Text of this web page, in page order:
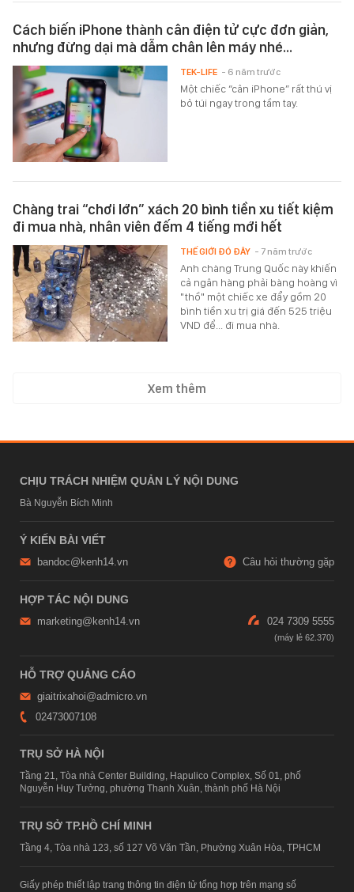
Cách biến iPhone thành cân điện tử cực đơn giản,
nhưng đừng dại mà dẫm chân lên máy nhé...
Một chiếc “cân iPhone” rất thú vị
bỏ túi ngay trong tầm tay.
TEK-LIFE - 6 năm trước
Chàng trai “chơi lớn” xách 20 bình tiền xu tiết kiệm
đi mua nhà, nhân viên đếm 4 tiếng mới hết
Anh chàng Trung Quốc này khiến
cả ngân hàng phải bàng hoàng vì
"thồ" một chiếc xe đẩy gồm 20
bình tiền xu trị giá đến 525 triệu
VND để... đi mua nhà.
THẾ GIỚI ĐÓ ĐÂY - 7 năm trước
Xem thêm
CHỊU TRÁCH NHIỆM QUẢN LÝ NỘI DUNG
Bà Nguyễn Bích Minh
Ý KIẾN BÀI VIẾT
bandoc@kenh14.vn Câu hỏi thường gặp
HỢP TÁC NỘI DUNG
marketing@kenh14.vn 024 7309 5555
HỖ TRỢ QUẢNG CÁO
giaitrixahoi@admicro.vn
02473007108
TRỤ SỞ HÀ NỘI
Tầng 21, Tòa nhà Center Building, Hapulico Complex, Số 01, phố
Nguyễn Huy Tưởng, phường Thanh Xuân, thành phố Hà Nội
TRỤ SỞ TP.HỒ CHÍ MINH
Tầng 4, Tòa nhà 123, số 127 Võ Văn Tần, Phường Xuân Hòa, TPHCM
Giấy phép thiết lập trang thông tin điện tử tổng hợp trên mạng số